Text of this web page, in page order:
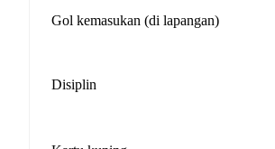
Gol kemasukan (di lapangan)
Disiplin